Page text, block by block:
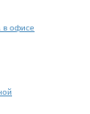
в офисе